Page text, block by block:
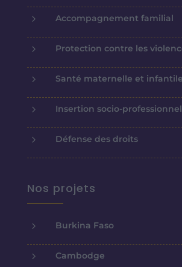
5 Accompagnement familial
5 Protection contre les
5 Santé maternelle et infantile
5 Insertion socio-
5 Défense des droits
Nos projets
5 Burkina Faso
5 Cambodge